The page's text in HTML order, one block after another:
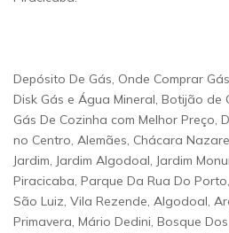
Depósito De Gás, Onde Comprar
Disk Gás e Água Mineral, Botijão de
Gás De Cozinha com Melhor Preço,
no Centro, Alemães, Chácara
Jardim, Jardim Algodoal, Jardim
Piracicaba, Parque Da Rua Do
São Luiz, Vila Rezende, Algodoal,
Primavera, Mário Dedini, Bosque